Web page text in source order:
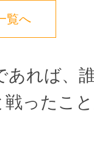
覧へ
あれば、
戦ったこ